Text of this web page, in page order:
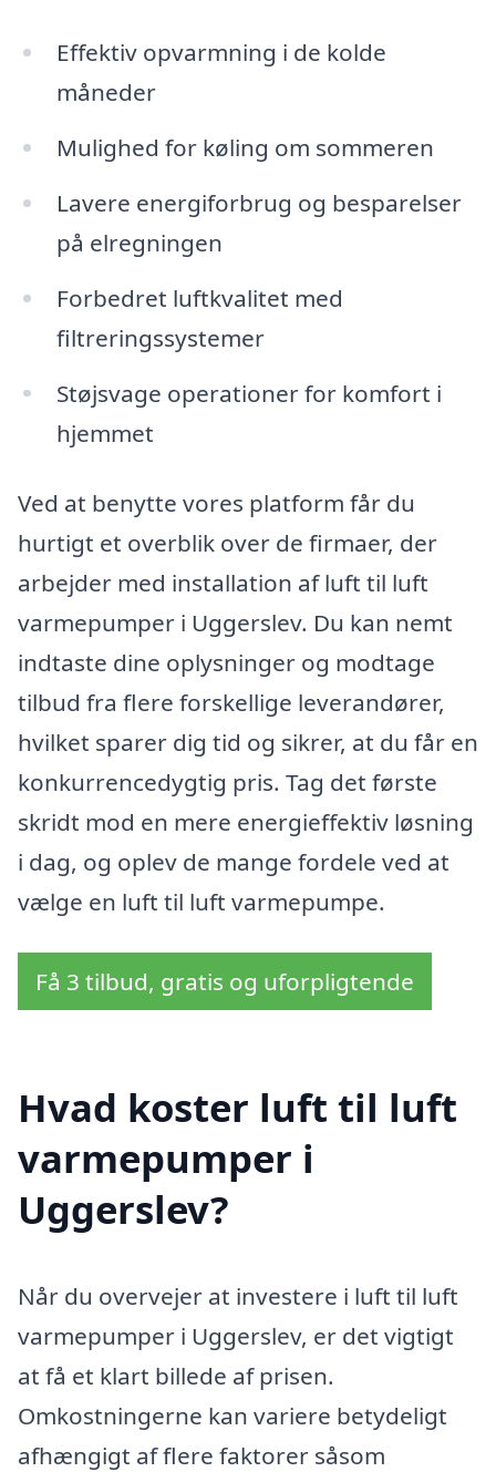
Effektiv opvarmning i de kolde
måneder
Mulighed for køling om sommeren
Lavere energiforbrug og besparelser
på elregningen
Forbedret luftkvalitet med
filtreringssystemer
Støjsvage operationer for komfort i
hjemmet
Ved at benytte vores platform får du
hurtigt et overblik over de firmaer, der
arbejder med installation af luft til luft
varmepumper i Uggerslev. Du kan nemt
indtaste dine oplysninger og modtage
tilbud fra flere forskellige leverandører,
hvilket sparer dig tid og sikrer, at du får en
konkurrencedygtig pris. Tag det første
skridt mod en mere energieffektiv løsning
i dag, og oplev de mange fordele ved at
vælge en luft til luft varmepumpe.
Få 3 tilbud, gratis og uforpligtende
Hvad koster luft til luft
varmepumper i
Uggerslev?
Når du overvejer at investere i luft til luft
varmepumper i Uggerslev, er det vigtigt
at få et klart billede af prisen.
Omkostningerne kan variere betydeligt
afhængigt af flere faktorer såsom